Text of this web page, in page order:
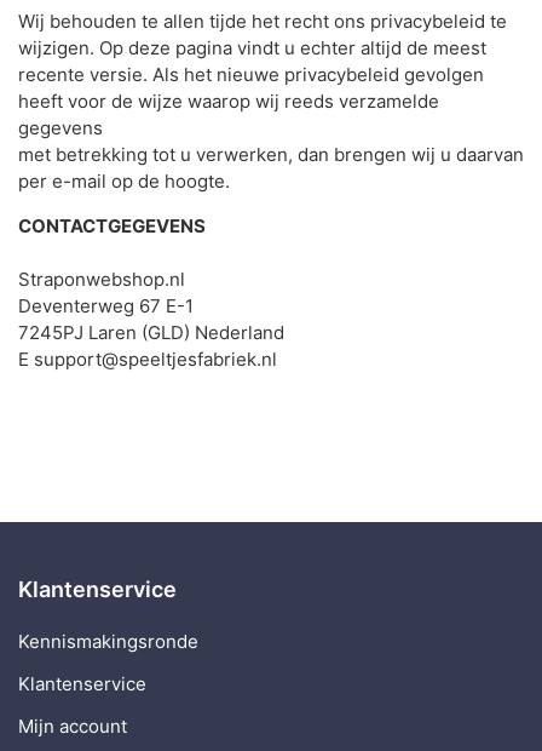
Wij behouden te allen tijde het recht ons privacybeleid te
wijzigen. Op deze pagina vindt u echter altijd de meest
recente versie. Als het nieuwe privacybeleid gevolgen
heeft voor de wijze waarop wij reeds verzamelde
gegevens
met betrekking tot u verwerken, dan brengen wij u daarvan
per e-mail op de hoogte.
CONTACTGEGEVENS
Straponwebshop.nl
Deventerweg 67 E-1
7245PJ Laren (GLD) Nederland
E support@speeltjesfabriek.nl
Klantenservice
Kennismakingsronde
Klantenservice
Mijn account